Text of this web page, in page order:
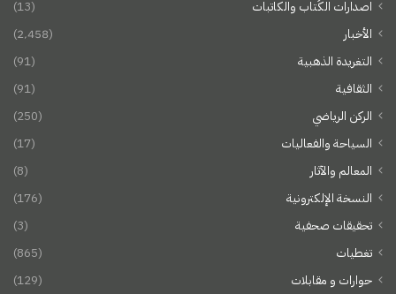
اصدارات الكُتاب والكاتبات
(13)
الأخبار
(2٬458)
التغريدة الذهبية
(91)
الثقافية
(91)
الركن الرياضي
(250)
السياحة والفعاليات
(17)
المعالم والآثار
(8)
النسخة الإلكترونية
(176)
تحقيقات صحفية
(3)
تغطيات
(865)
حوارات و مقابلات
(129)